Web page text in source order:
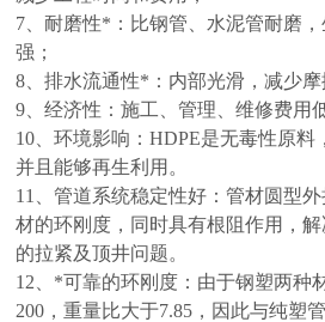
7、耐磨性*：比钢管、水泥管耐磨
强；
8、排水流通性*：内部光滑，减少摩
9、经济性：施工、管理、维修费用
10、环境影响：HDPE是无毒性原料
并且能够再生利用。
11、管道系统稳定性好：管材圆型
材的环刚度，同时具有根阻作用，
的拉紧及顶井问题。
12、*可靠的环刚度：由于钢塑两种
200，重量比大于7.85，因此与纯塑